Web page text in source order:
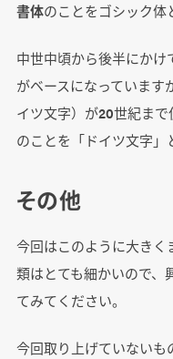
書体のことをゴシック体
中世中頃から後半にか
がベースになっています
イツ文字）が20世紀ま
のことを「ドイツ文字」
その他
今回はこのように大きく
類はとても細かいので、
てみてください。
今回取り上げていないも